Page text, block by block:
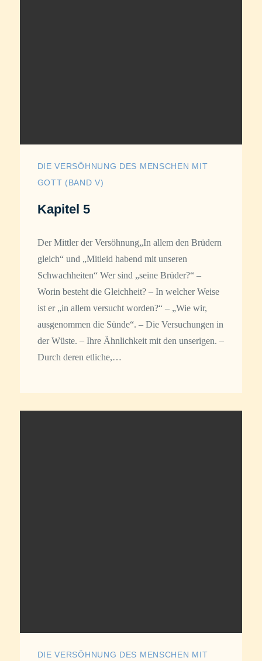
DIE VERSÖHNUNG DES MENSCHEN MIT
GOTT (BAND V)
Kapitel 5
Der Mittler der Versöhnung„In allem den Brüdern
gleich“ und „Mitleid habend mit unseren
Schwachheiten“ Wer sind „seine Brüder?“ –
Worin besteht die Gleichheit? – In welcher Weise
ist er „in allem versucht worden?“ – „Wie wir,
ausgenommen die Sünde“. – Die Versuchungen in
der Wüste. – Ihre Ähnlichkeit mit den unserigen. –
Durch deren etliche,…
DIE VERSÖHNUNG DES MENSCHEN MIT